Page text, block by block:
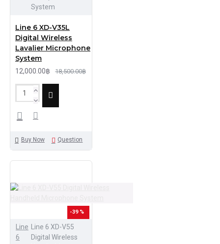
System
Line 6 XD-V35L
Digital Wireless
Lavalier Microphone
System
12,000.00฿ 18,500.00฿
Buy Now Question
-39 %
Line
6
Line 6 XD-V55
Digital Wireless